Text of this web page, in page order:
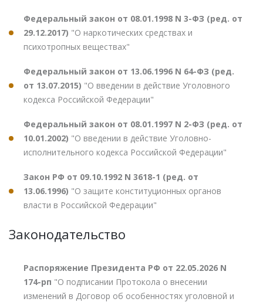
Федеральный закон от 08.01.1998 N 3-ФЗ (ред. от
29.12.2017) "О наркотических средствах и
психотропных веществах"
Федеральный закон от 13.06.1996 N 64-ФЗ (ред.
от 13.07.2015) "О введении в действие Уголовного
кодекса Российской Федерации"
Федеральный закон от 08.01.1997 N 2-ФЗ (ред. от
10.01.2002) "О введении в действие Уголовно-
исполнительного кодекса Российской Федерации"
Закон РФ от 09.10.1992 N 3618-1 (ред. от
13.06.1996) "О защите конституционных органов
власти в Российской Федерации"
Законодательство
Распоряжение Президента РФ от 22.05.2026 N
174-рп "О подписании Протокола о внесении
изменений в Договор об особенностях уголовной и